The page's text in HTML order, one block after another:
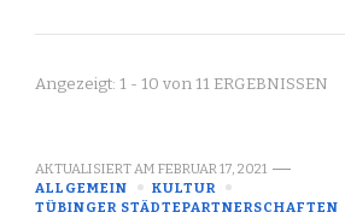
Angezeigt: 1 - 10 von 11 ERGEBNISSEN
AKTUALISIERT AM FEBRUAR 17, 2021
ALLGEMEIN
KULTUR
TÜBINGER STÄDTEPARTNERSCHAFTEN